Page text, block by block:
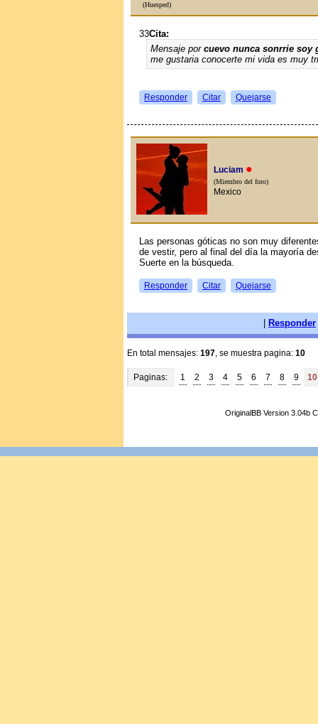
(Huesped)
33Cita:
Mensaje por cuevo nunca sonrrie soy
me gustaria conocerte mi vida es muy
Responder Citar Quejarse
Luciam ●
(Miembro del foro)
Mexico
Las personas góticas no son muy
de vestir, pero al final del día la mayoría
Suerte en la búsqueda.
Responder Citar Quejarse
| Responder
En total mensajes: 197 , se muestra pagina: 10
Paginas: 1 2 3 4 5 6 7 8 9 10
OriginalBB Version 3.04b